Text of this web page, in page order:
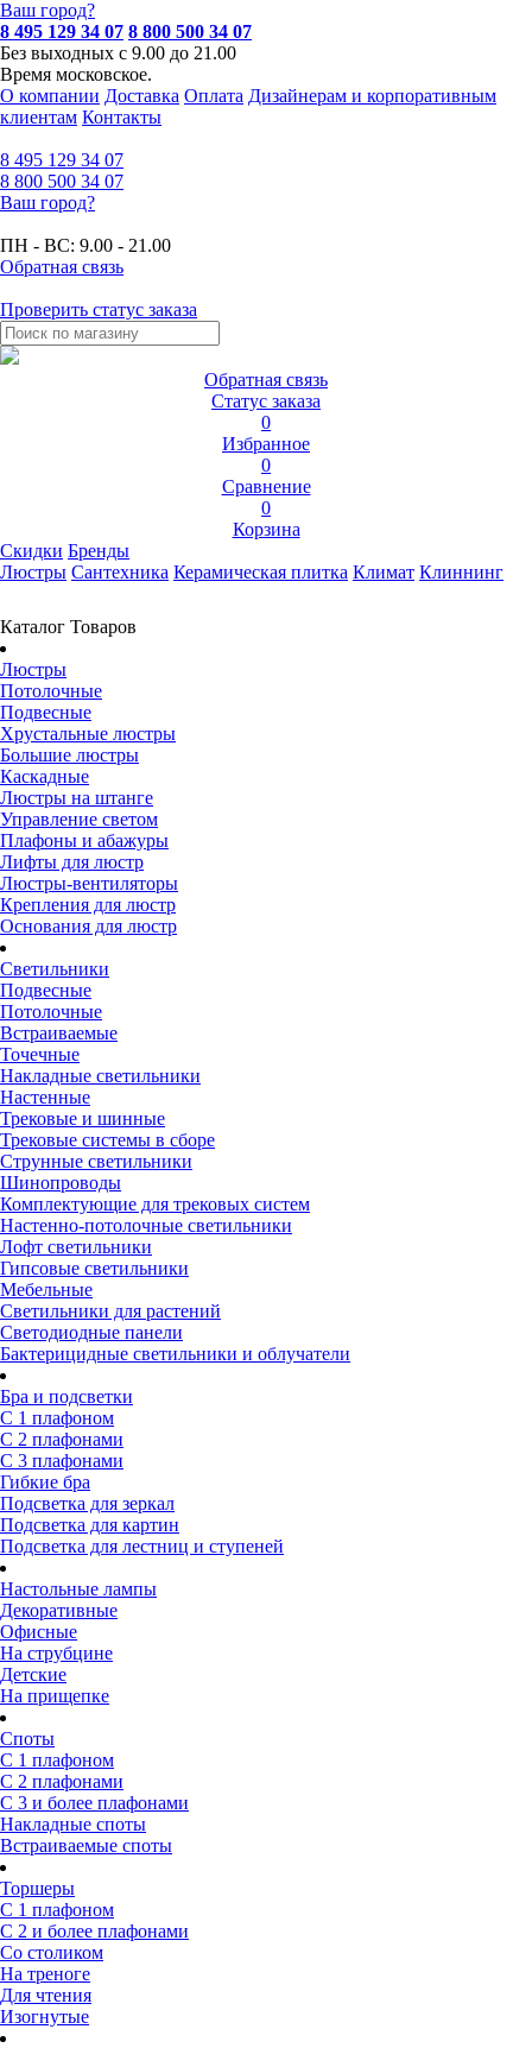
Ваш город?
8 495 129 34 07 8 800 500 34 07
Без выходных с 9.00 до 21.00
Время московское.
О компании Доставка Оплата Дизайнерам и корпоративным
клиентам Контакты
8 495 129 34 07
8 800 500 34 07
Ваш город?
ПН - ВС: 9.00 - 21.00
Обратная связь
Проверить статус заказа
Обратная связь
Статус заказа
0
Избранное
0
Сравнение
0
Корзина
Скидки Бренды
Люстры Сантехника Керамическая плитка Климат Клиннинг
Каталог Товаров
Люстры
Потолочные
Подвесные
Хрустальные люстры
Большие люстры
Каскадные
Люстры на штанге
Управление светом
Плафоны и абажуры
Лифты для люстр
Люстры-вентиляторы
Крепления для люстр
Основания для люстр
Светильники
Подвесные
Потолочные
Встраиваемые
Точечные
Накладные светильники
Настенные
Трековые и шинные
Трековые системы в сборе
Струнные светильники
Шинопроводы
Комплектующие для трековых систем
Настенно-потолочные светильники
Лофт светильники
Гипсовые светильники
Мебельные
Светильники для растений
Светодиодные панели
Бактерицидные светильники и облучатели
Бра и подсветки
С 1 плафоном
С 2 плафонами
С 3 плафонами
Гибкие бра
Подсветка для зеркал
Подсветка для картин
Подсветка для лестниц и ступеней
Настольные лампы
Декоративные
Офисные
На струбцине
Детские
На прищепке
Споты
С 1 плафоном
С 2 плафонами
С 3 и более плафонами
Накладные споты
Встраиваемые споты
Торшеры
С 1 плафоном
С 2 и более плафонами
Со столиком
На треноге
Для чтения
Изогнутые